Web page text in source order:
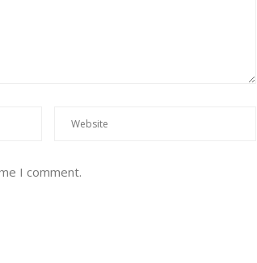
I comment.